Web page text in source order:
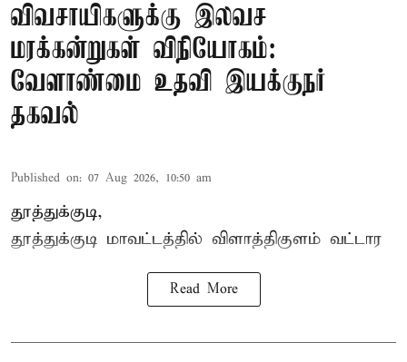
விவசாயிகளுக்கு இலவச
மரக்கன்றுகள் விநியோகம்:
வேளாண்மை உதவி இயக்குநர்
தகவல்
Published on: 07 Aug 2026, 10:50 am
தூத்துக்குடி,
தூத்துக்குடி மாவட்டத்தில் விளாத்திகுளம் வட்டார
Read More